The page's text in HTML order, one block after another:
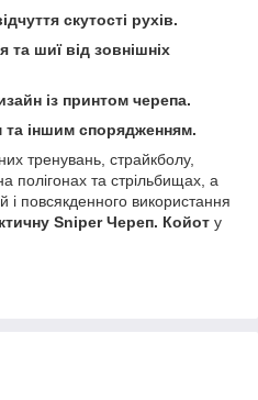
скутості рухів.
шиї від зовнішніх
із принтом черепа.
та іншим спорядженням.
тренувань, страйкболу,
полігонах та стрільбищах, а
і повсякденного використання
Sniper Череп. Койот у